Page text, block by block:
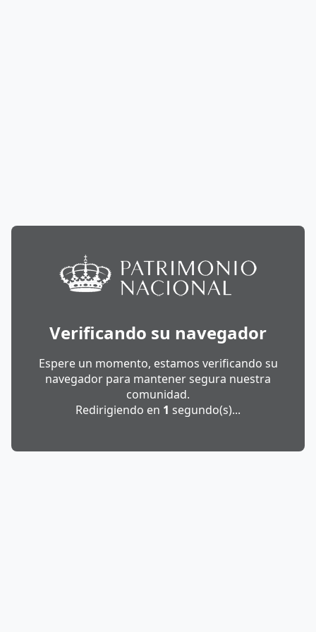
Verificando su navegador
Espere un momento, estamos verificando su
navegador para mantener segura nuestra
comunidad.
Redirigiendo en 1 segundo(s)...